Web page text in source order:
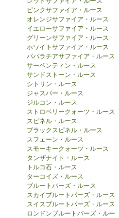
ピンクサファイア・ルース
オレンジサファイア・ルース
イエローサファイア・ルース
グリーンサファイア・ルース
ホワイトサファイア・ルース
パパラチアサファイア・ルース
サーペンティン・ルース
サンドストーン・ルース
シトリン・ルース
ジャスパー・ルース
ジルコン・ルース
ストロベリークォーツ・ルース
スピネル・ルース
ブラックスピネル・ルース
スフェーン・ルース
スモーキークォーツ・ルース
タンザナイト・ルース
トルコ石・ルース
ターコイズ・ルース
ブルートパーズ・ルース
スカイブルートパーズ・ルース
スイスブルートパーズ・ルース
ロンドンブルートパーズ・ルー